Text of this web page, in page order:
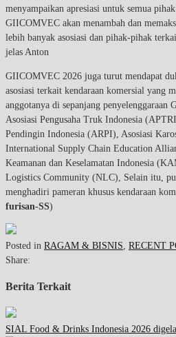
menyampaikan apresiasi untuk semua
GIICOMVEC akan menambah dan
lebih banyak asosiasi dan pihak-pihak
jelas Anton
GIICOMVEC 2026 juga turut mendapat
asosiasi terkait kendaraan komersial yang
anggotanya di sepanjang
Asosiasi Pengusaha Truk Indonesia
Pendingin Indonesia (ARPI), Asosiasi
International Supply Chain Education
Keamanan dan Keselamatan Indonesia
Logistics Community (NLC), Selain itu,
menghadiri pameran khusus kendaraan
furisan-SS)
Posted in RAGAM & BISNIS RECENT
Share:
Berita Terkait
SIAL Food & Drinks Indonesia 2026